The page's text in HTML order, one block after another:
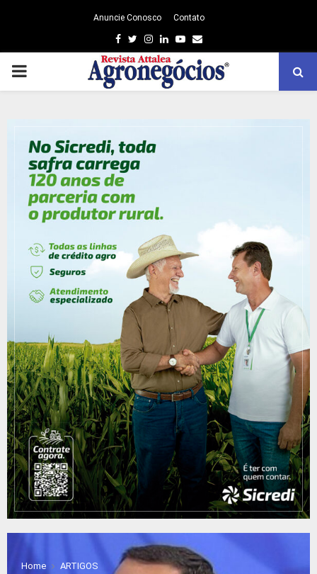
Anuncie Conosco Contato
Facebook
TwitterInstagram
LinkedinYoutube
Email
PRIMARY
Home
ARTIGOS